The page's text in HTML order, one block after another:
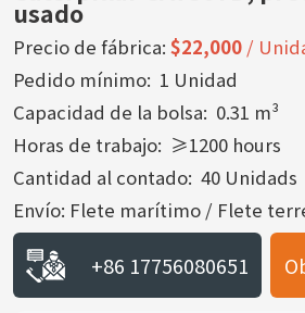
usado
Precio de fábrica: $22,000/
Pedido mínimo: 1 Unidad
Capacidad de la bolsa: 0.31 m³
Horas de trabajo: ≥1200 hours
Cantidad al contado: 40 Unidads
Envío: Flete marítimo / Flete
+86 17756080651